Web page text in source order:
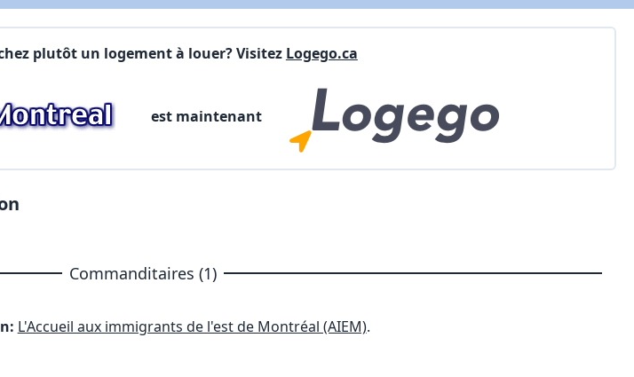
plutôt un logement à louer? Visitez Logego.ca
est maintenant
Commanditaires (1)
L'Accueil aux immigrants de l'est de Montréal (AIEM).
X Fermer Envoyez